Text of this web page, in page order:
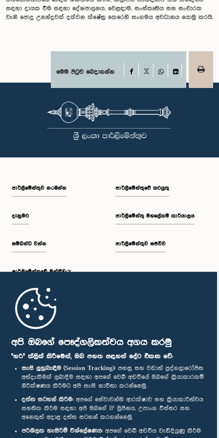
අපි ඔබගේ පෞද්ගලිකත්වය අගය කරමු
"හරි" ක්ලික් කිරීමෙන්, ඔබ පහත සඳහන් දේට එකඟ වේ:
සැසි ලුහුබැඳීම (Session Tracking): පහසු සහ වඩාත් පුද්ගලාරෝපිත
අත්දැකීමක් ලබාදීම සඳහා අපගේ වෙබ් අඩවියේ ඔබගේ ක්‍රියාකාරකම්
නිරීක්ෂණය කිරීමට අපි සැසි භාවිතා කරන්නෙමු.
දත්ත සටහන් කිරීම: අපගේ සේවාවන්හි ආරක්ෂාව සහ ක්‍රියාකාරීත්වය
සහතික කිරීම සඳහා අපි ඔබගේ IP ලිපිනය, උපාංග විස්තර සහ
අනෙකුත් අදාළ දත්ත සටහන් කරගන්නෙමු.
පරිශීලක හැසිරීම් විශ්ලේෂණය: අපගේ වෙබ් අඩවිය වැඩිදියුණු කිරීම
සඳහා දායක වීම සඳහා දේශපාලනය, වෙළඳාම, සංස්කෘතිය සහ සංචාරක
වැනි පොදු උනන්දුවක් දක්වන ක්ෂේත්‍ර කෙරෙහි සංගමය අවධානය යොමු කරයි.
මෙම පිටුව බෙදාගන්න Facebook
WhatsAppLinkedIn
පාර්ලි‌මේන්තුව නරඹන්න
දැනුමට
සම්බන්ධ වන්න
පාර්ලි‌මේන්තුවේ මන්ත්‍රීවරු
මුල් පිටුව
පාර්ලිමේන්තුවේ කටයුතු
පාර්ලිමේන්තු මහලේකම් කාර්යාලය
පාර්ලිමේන්තුව සජීවීව
පාර්ලිමේන්තු ජංගම යෙදුම
අප හා සම්බන්ධ වී සිටින්න :
සම්මාන